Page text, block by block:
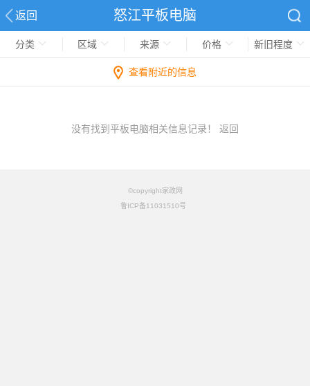
返回 怒江平板电脑
分类 区域 来源 价格 新旧程度
查看附近的信息
没有找到平板电脑相关信息记录！ 返回
©copyright家政网
鲁ICP备11031510号